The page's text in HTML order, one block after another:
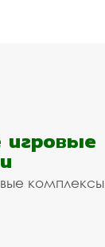
комплексы